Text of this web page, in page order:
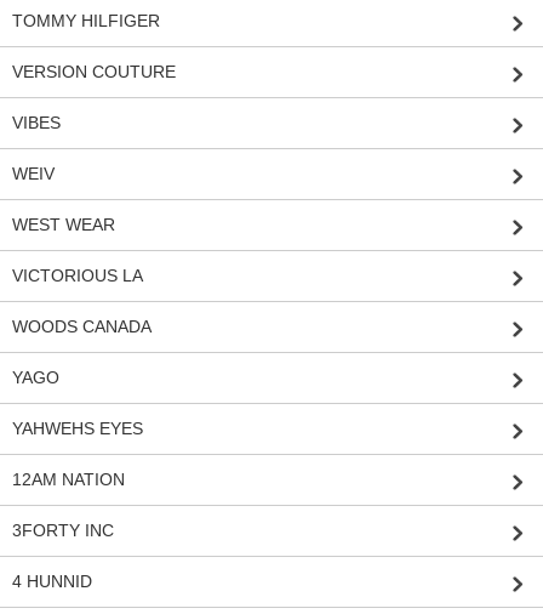
TOMMY HILFIGER
VERSION COUTURE
VIBES
WEIV
WEST WEAR
VICTORIOUS LA
WOODS CANADA
YAGO
YAHWEHS EYES
12AM NATION
3FORTY INC
4 HUNNID